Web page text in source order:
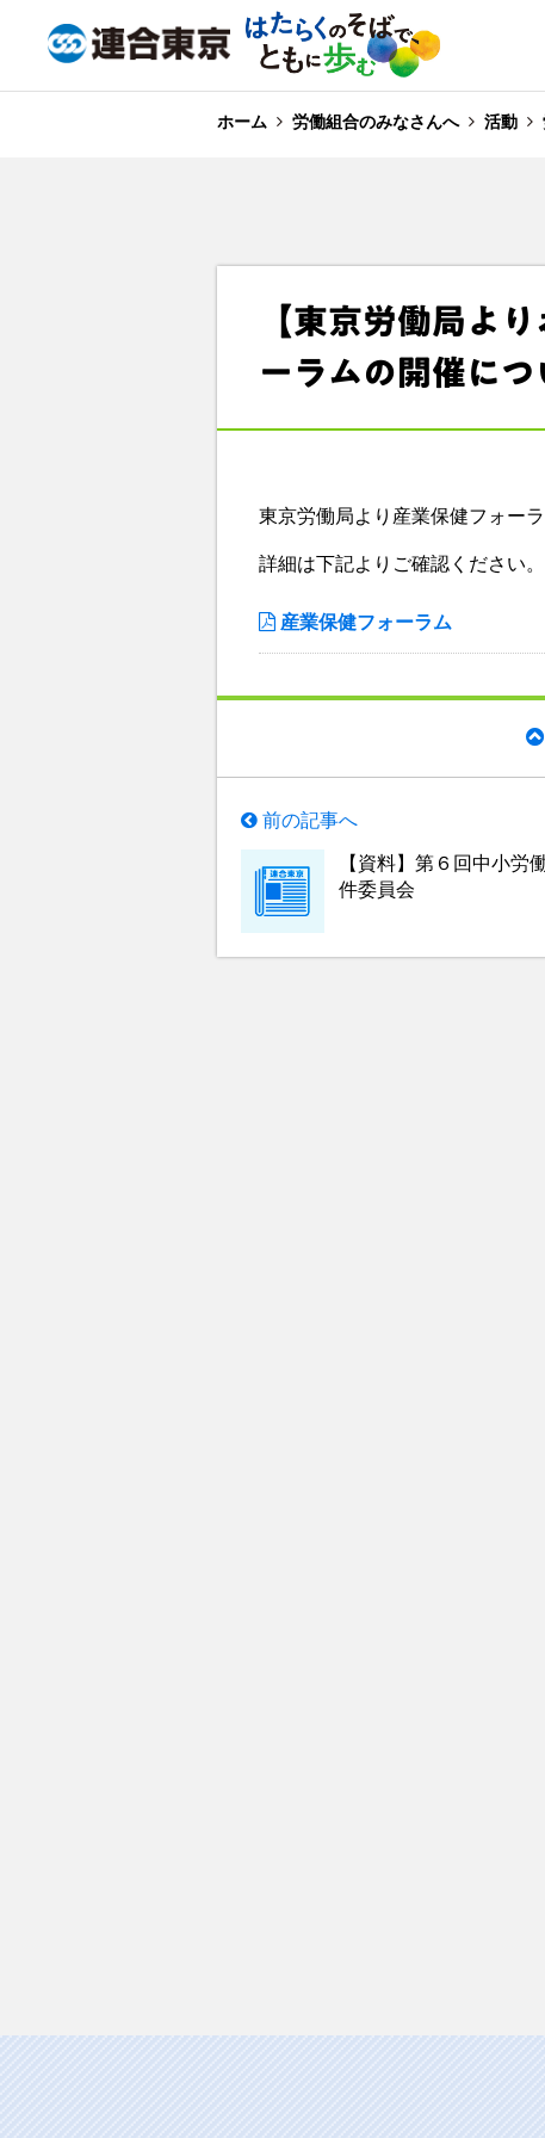
ホーム 労働組合のみなさんへ 活動
【東京労働局よ
ーラムの開催につ
東京労働局より産業保健フォー
詳細は下記よりご確認ください。
産業保健フォーラム
前の記事へ
【資料】第６回中小労
件委員会